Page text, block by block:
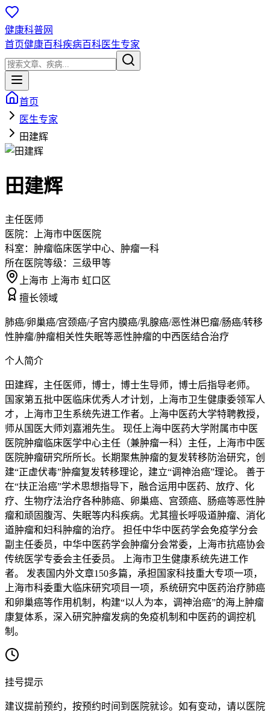
健康科普网
首页健康百科疾病百科医生专家
首页
医生专家
田建辉
田建辉
主任医师
医院：
上海市中医医院
科室： 肿瘤临床医学中心、肿瘤一科
所在医院等级：
三级甲等
上海市 上海市 虹口区
擅长领域
肺癌/卵巢癌/宫颈癌/子宫内膜癌/乳腺癌/恶性淋巴瘤/肠癌/转移
性肿瘤/肿瘤相关性失眠等恶性肿瘤的中西医结合治疗
个人简介
田建辉，主任医师，博士，博士生导师，博士后指导老师。
国家第五批中医临床优秀人才计划，上海市卫生健康委领军人
才，上海市卫生系统先进工作者。上海中医药大学特聘教授，
师从国医大师刘嘉湘先生。 现任上海中医药大学附属市中医
医院肿瘤临床医学中心主任（兼肿瘤一科）主任，上海市中医
医院肿瘤研究所所长。长期聚焦肿瘤的复发转移防治研究，创
建“正虚伏毒”肿瘤复发转移理论，建立“调神治癌”理论。 善于
在“扶正治癌”学术思想指导下，融合运用中医药、放疗、化
疗、生物疗法治疗各种肺癌、卵巢癌、宫颈癌、肠癌等恶性肿
瘤和顽固腹泻、失眠等内科疾病。尤其擅长呼吸道肿瘤、消化
道肿瘤和妇科肿瘤的治疗。 担任中华中医药学会免疫学分会
副主任委员，中华中医药学会肿瘤分会常委，上海市抗癌协会
传统医学专委会主任委员。 上海市卫生健康系统先进工作
者。 发表国内外文章150多篇，承担国家科技重大专项一项，
上海市科委重大临床研究项目一项，系统研究中医药治疗肺癌
和卵巢癌等作用机制，构建“以人为本，调神治癌”的海上肿瘤
康复体系，深入研究肿瘤发病的免疫机制和中医药的调控机
制。
挂号提示
建议提前预约，按预约时间到医院就诊。如有变动，请以医院